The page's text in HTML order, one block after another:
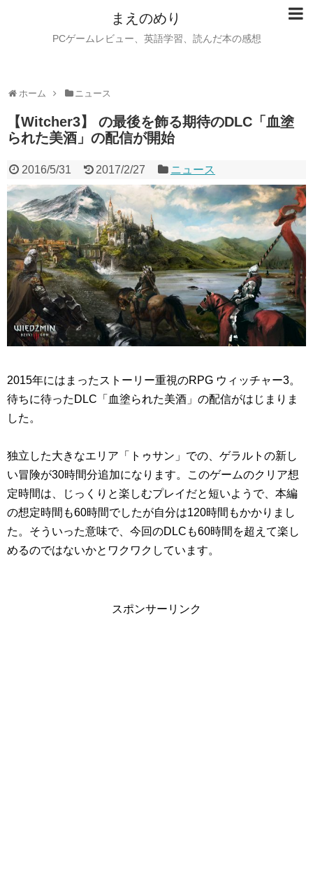
まえのめり
PCゲームレビュー、英語学習、読んだ本の感想
ホーム ニュース
【Witcher3】 の最後を飾る期待のDLC「血塗
られた美酒」の配信が開始
2016/5/31 2017/2/27 ニュース
2015年にはまったストーリー重視のRPG ウィッチャー3。
待ちに待ったDLC「血塗られた美酒」の配信がはじまりま
した。
独立した大きなエリア「トゥサン」での、ゲラルトの新し
い冒険が30時間分追加になります。このゲームのクリア想
定時間は、じっくりと楽しむプレイだと短いようで、本編
の想定時間も60時間でしたが自分は120時間もかかりまし
た。そういった意味で、今回のDLCも60時間を超えて楽し
めるのではないかとワクワクしています。
スポンサーリンク